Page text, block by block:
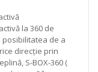
la 360 de
posibilitatea de a
direcție prin
S-BOX-360 (